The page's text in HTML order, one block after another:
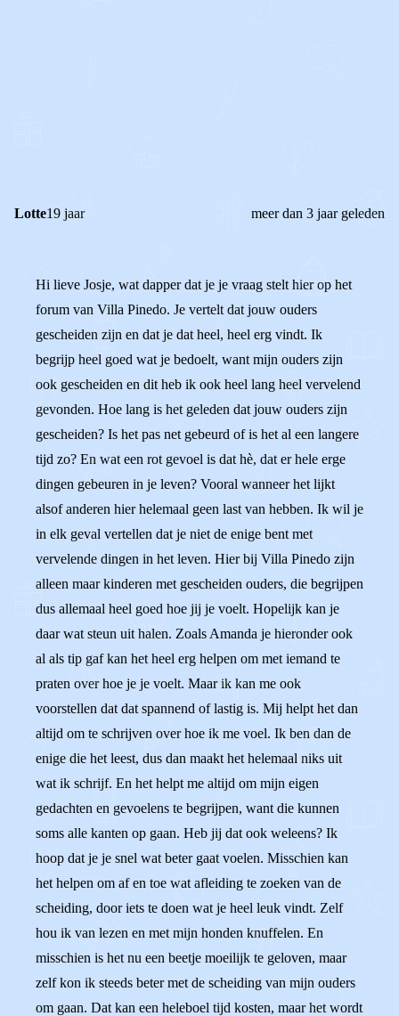
Lotte19 jaar meer dan 3 jaar geleden
Hi lieve Josje, wat dapper dat je je vraag stelt hier op het
forum van Villa Pinedo. Je vertelt dat jouw ouders
gescheiden zijn en dat je dat heel, heel erg vindt. Ik
begrijp heel goed wat je bedoelt, want mijn ouders zijn
ook gescheiden en dit heb ik ook heel lang heel vervelend
gevonden. Hoe lang is het geleden dat jouw ouders zijn
gescheiden? Is het pas net gebeurd of is het al een langere
tijd zo? En wat een rot gevoel is dat hè, dat er hele erge
dingen gebeuren in je leven? Vooral wanneer het lijkt
alsof anderen hier helemaal geen last van hebben. Ik wil je
in elk geval vertellen dat je niet de enige bent met
vervelende dingen in het leven. Hier bij Villa Pinedo zijn
alleen maar kinderen met gescheiden ouders, die begrijpen
dus allemaal heel goed hoe jij je voelt. Hopelijk kan je
daar wat steun uit halen. Zoals Amanda je hieronder ook
al als tip gaf kan het heel erg helpen om met iemand te
praten over hoe je je voelt. Maar ik kan me ook
voorstellen dat dat spannend of lastig is. Mij helpt het dan
altijd om te schrijven over hoe ik me voel. Ik ben dan de
enige die het leest, dus dan maakt het helemaal niks uit
wat ik schrijf. En het helpt me altijd om mijn eigen
gedachten en gevoelens te begrijpen, want die kunnen
soms alle kanten op gaan. Heb jij dat ook weleens? Ik
hoop dat je je snel wat beter gaat voelen. Misschien kan
het helpen om af en toe wat afleiding te zoeken van de
scheiding, door iets te doen wat je heel leuk vindt. Zelf
hou ik van lezen en met mijn honden knuffelen. En
misschien is het nu een beetje moeilijk te geloven, maar
zelf kon ik steeds beter met de scheiding van mijn ouders
om gaan. Dat kan een heleboel tijd kosten, maar het wordt